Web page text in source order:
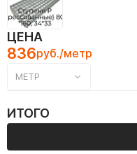
ЦЕНА
836руб./метр
МЕТР
ИТОГО